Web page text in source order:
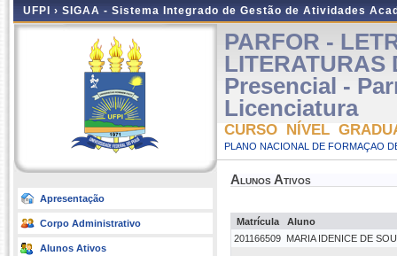
UFPI › SIGAA - Sistema Integrado de Gestão de Atividades
Apresentação
Corpo Administrativo
Alunos Ativos
PARFOR -
LITERATURAS
Presencial -
Licenciatura
CURSO NÍVEL
PLANO NACIONAL DE FORMAÇAO
Alunos Ativos
Matrícula
Aluno
201166509 MARIA IDENICE DE